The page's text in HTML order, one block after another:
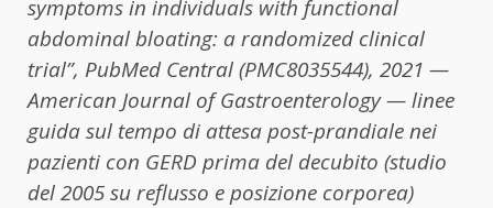
symptoms in individuals with functional
abdominal bloating: a randomized clinical
trial”, PubMed Central (PMC8035544), 2021 —
American Journal of Gastroenterology — linee
guida sul tempo di attesa post-prandiale nei
pazienti con GERD prima del decubito (studio
del 2005 su reflusso e posizione corporea)